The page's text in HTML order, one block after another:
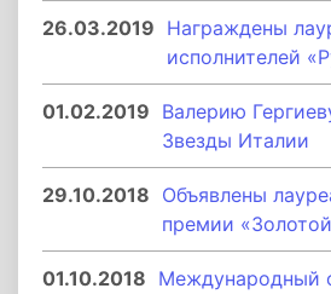
26.03.2019 Награждены
исполнителей
01.02.2019 Валерию
Звезды Италии
29.10.2018 Объявлены
премии
01.10.2018 Международный